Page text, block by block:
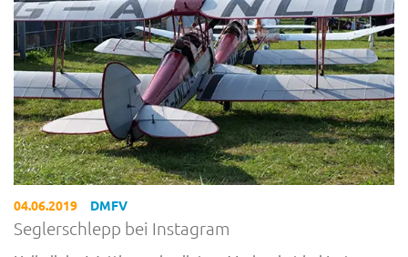
04.06.2019 DMFV
Seglerschlepp bei Instagram